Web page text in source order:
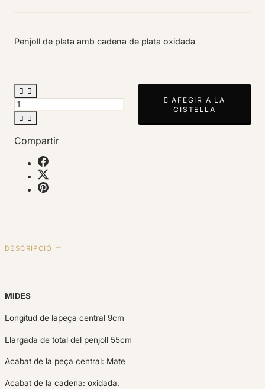
Penjoll de plata amb cadena de plata oxidada
 
 
 AFEGIR A LA
CISTELLA
Compartir
DESCRIPCIÓ
MIDES
Longitud de lapeça central 9cm
Llargada de total del penjoll 55cm
Acabat de la peça central: Mate
Acabat de la cadena: oxidada.